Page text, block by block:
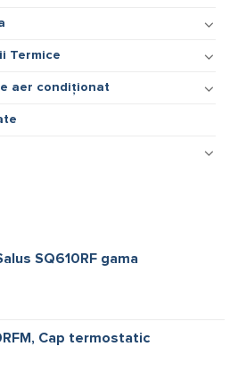
Termice
aer condiționat
SQ610RF gama
Cap termostatic